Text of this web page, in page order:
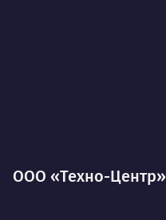
ООО «Техно-Центр»